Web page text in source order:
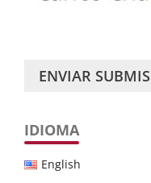
ENVIAR
IDIOMA
English